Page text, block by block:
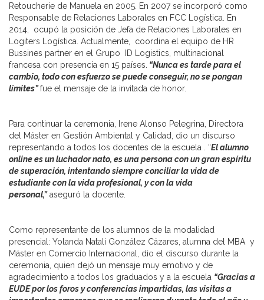
Retoucherie de Manuela en 2005. En 2007 se incorporó como
Responsable de Relaciones Laborales en FCC Logística. En
2014, ocupó la posición de Jefa de Relaciones Laborales en
Logiters Logística. Actualmente, coordina el equipo de HR
Bussines partner en el Grupo ID Logistics, multinacional
francesa con presencia en 15 países. “Nunca es tarde para el
cambio, todo con esfuerzo se puede conseguir, no se pongan
límites”fue el mensaje de la invitada de honor.
Para continuar la ceremonia, Irene Alonso Pelegrina, Directora
del Máster en Gestión Ambiental y Calidad, dio un discurso
representando a todos los docentes de la escuela . “El alumno
online es un luchador nato, es una persona con un gran espíritu
de superación, intentando siempre conciliar la vida de
estudiante con la vida profesional, y con la vida
personal,”aseguró la docente.
Como representante de los alumnos de la modalidad
presencial: Yolanda Natali González Cázares, alumna del MBA y
Máster en Comercio Internacional, dio el discurso durante la
ceremonia, quien dejó un mensaje muy emotivo y de
agradecimiento a todos los graduados y a la escuela “Gracias a
EUDE por los foros y conferencias impartidas, las visitas a